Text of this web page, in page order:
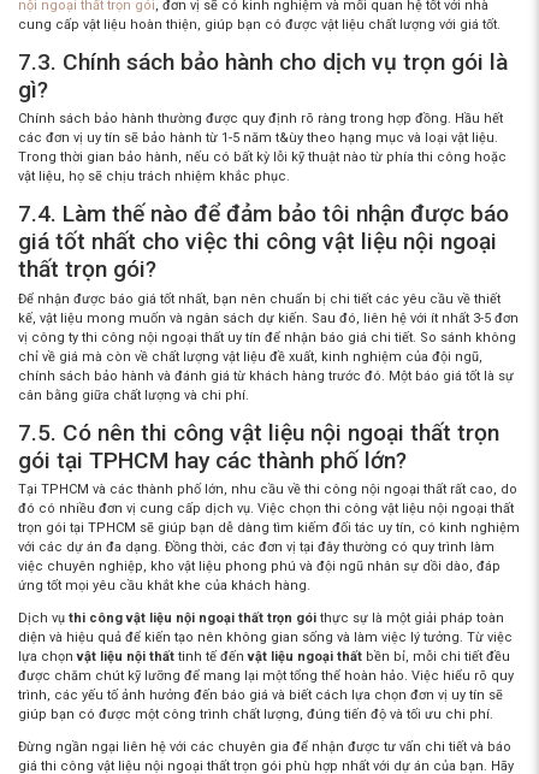
nội ngoại thất trọn gói, đơn vị sẽ có kinh nghiệm và mối quan hệ tốt với nhà
cung cấp vật liệu hoàn thiện, giúp bạn có được vật liệu chất lượng với giá tốt.
7.3. Chính sách bảo hành cho dịch vụ trọn gói là
gì?
Chính sách bảo hành thường được quy định rõ ràng trong hợp đồng. Hầu hết
các đơn vị uy tín sẽ bảo hành từ 1-5 năm t&ùy theo hạng mục và loại vật liệu.
Trong thời gian bảo hành, nếu có bất kỳ lỗi kỹ thuật nào từ phía thi công hoặc
vật liệu, họ sẽ chịu trách nhiệm khắc phục.
7.4. Làm thế nào để đảm bảo tôi nhận được báo
giá tốt nhất cho việc thi công vật liệu nội ngoại
thất trọn gói?
Để nhận được báo giá tốt nhất, bạn nên chuẩn bị chi tiết các yêu cầu về thiết
kế, vật liệu mong muốn và ngân sách dự kiến. Sau đó, liên hệ với ít nhất 3-5 đơn
vị công ty thi công nội ngoại thất uy tín để nhận báo giá chi tiết. So sánh không
chỉ về giá mà còn về chất lượng vật liệu đề xuất, kinh nghiệm của đội ngũ,
chính sách bảo hành và đánh giá từ khách hàng trước đó. Một báo giá tốt là sự
cân bằng giữa chất lượng và chi phí.
7.5. Có nên thi công vật liệu nội ngoại thất trọn
gói tại TPHCM hay các thành phố lớn?
Tại TPHCM và các thành phố lớn, nhu cầu về thi công nội ngoại thất rất cao, do
đó có nhiều đơn vị cung cấp dịch vụ. Việc chọn thi công vật liệu nội ngoại thất
trọn gói tại TPHCM sẽ giúp bạn dễ dàng tìm kiếm đối tác uy tín, có kinh nghiệm
với các dự án đa dạng. Đồng thời, các đơn vị tại đây thường có quy trình làm
việc chuyên nghiệp, kho vật liệu phong phú và đội ngũ nhân sự dồi dào, đáp
ứng tốt mọi yêu cầu khắt khe của khách hàng.
Dịch vụ thi công vật liệu nội ngoại thất trọn gói thực sự là một giải pháp toàn
diện và hiệu quả để kiến tạo nên không gian sống và làm việc lý tưởng. Từ việc
lựa chọnvật liệu nội thất tinh tế đếnvật liệu ngoại thất bền bỉ, mỗi chi tiết đều
được chăm chút kỹ lưỡng để mang lại một tổng thể hoàn hảo. Việc hiểu rõ quy
trình, các yếu tố ảnh hưởng đến báo giá và biết cách lựa chọn đơn vị uy tín sẽ
giúp bạn có được một công trình chất lượng, đúng tiến độ và tối ưu chi phí.
Đừng ngần ngại liên hệ với các chuyên gia để nhận được tư vấn chi tiết và báo
giá thi công vật liệu nội ngoại thất trọn gói phù hợp nhất với dự án của bạn. Hãy